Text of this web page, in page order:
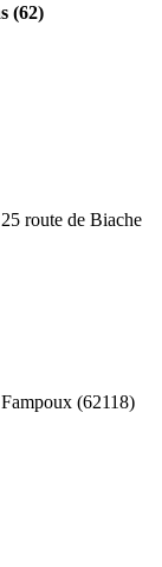
(62)
25 route de Biache
Fampoux (62118)